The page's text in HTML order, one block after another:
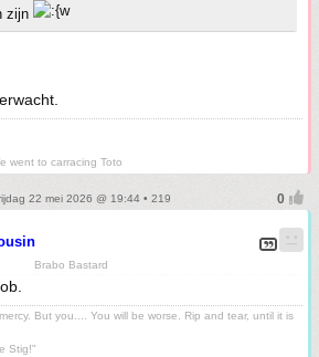
zijn
went to carracing Toto
22 mei 2026 @ 19:44 • 219
Brabo Bastard
But you.... You will be worse. Rip and tear, until it is
Stig!"